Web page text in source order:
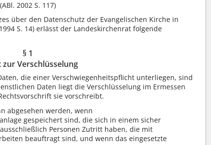
(ABl. 2002 S. 117)
über den Datenschutz der Evangelischen Kirche in
S. 14) erlässt der Landeskirchenrat folgende
§ 1
zur Verschlüsselung
die einer Verschwiegenheitspflicht unterliegen, sind
Daten liegt die Verschlüsselung im Ermessen
sie vorschreibt.
abgesehen werden, wenn
gespeichert sind, die sich in einem sicher
Personen Zutritt haben, die mit
beauftragt sind, und wenn das eingesetzte